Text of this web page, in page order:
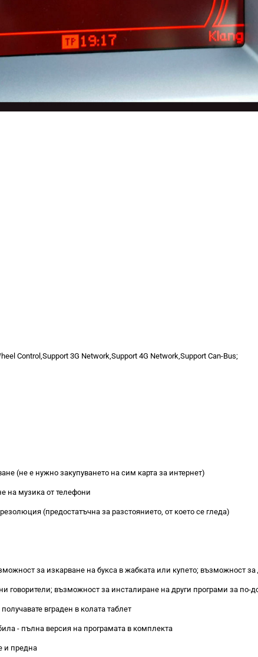
Control,Support 3G Network,Support 4G Network,Support Can-Bus;
(не е нужно закупуването на сим карта за интернет)
на музика от телефони
(предостатъчна за разстоянието, от което се гледа)
за изкарване на букса в жабката или купето; възможност
възможност за инсталиране на други програми за по-
вграден в колата таблет
- пълна версия на програмата в комплекта
и предна